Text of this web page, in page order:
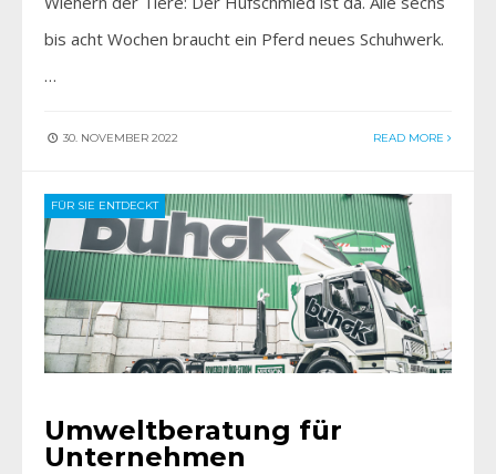
bis acht Wochen braucht ein Pferd neues Schuhwerk.
…
30. NOVEMBER 2022 READ MORE
FÜR SIE ENTDECKT
Umweltberatung für
Unternehmen